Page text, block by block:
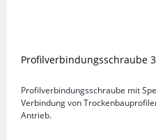
Profilverbindungsschraube
Profilverbindungsschraube mit
Verbindung von
Antrieb.